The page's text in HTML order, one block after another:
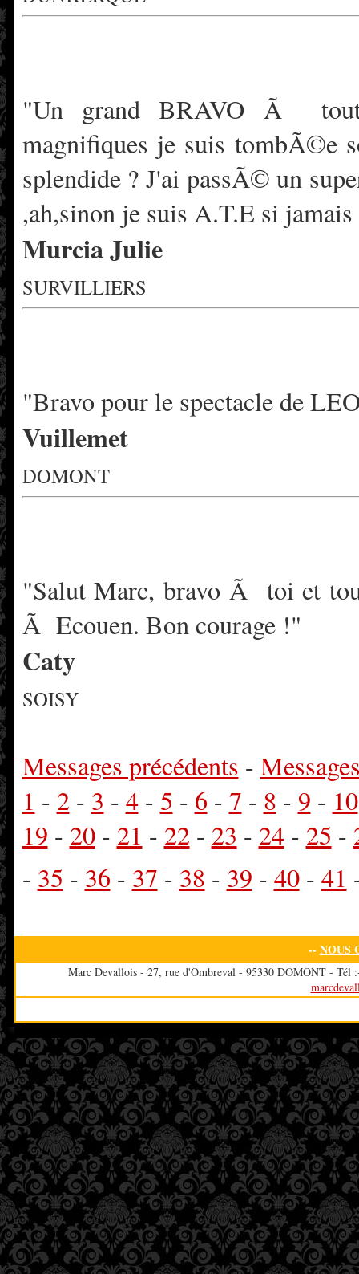
"Un grand BRAVO Ã
magnifiques je suis tombÃ©e
splendide ? J'ai passÃ© un
,ah,sinon je suis A.T.E si
Murcia Julie
SURVILLIERS
"Bravo pour le spectacle de
Vuillemet
DOMONT
"Salut Marc, bravo Ã toi et
Ã Ecouen. Bon courage !"
Caty
SOISY
Messages précédents -
1 - 2- 3 - 4- 5 - 6 - 7 - 8 - 9 - 10
19 - 20- 21 - 22- 23 - 24- 25 -
- 35 - 36 - 37 - 38 - 39 - 40- 41
-- NOUS
Marc Devallois - 27, rue d'Ombreval - 95330 DOMONT -